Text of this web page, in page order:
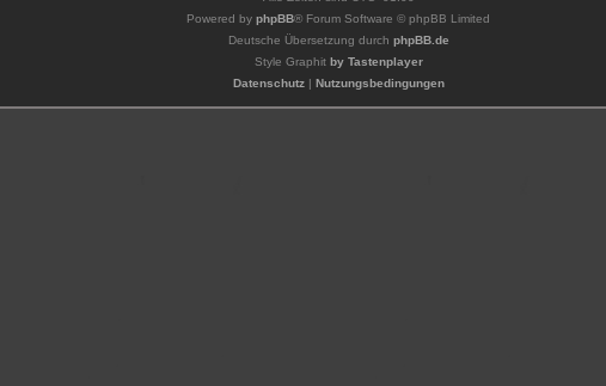
Powered by phpBB® Forum Software © phpBB Limited
Deutsche Übersetzung durch phpBB.de
Style Graphit by Tastenplayer
Datenschutz| Nutzungsbedingungen